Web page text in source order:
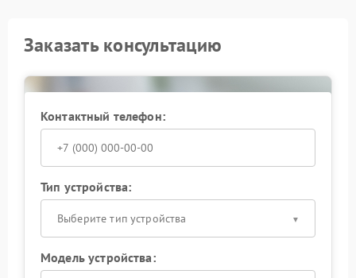
Заказать консультацию
Контактный телефон:
Тип устройства:
Выберите тип устройства
Модель устройства: